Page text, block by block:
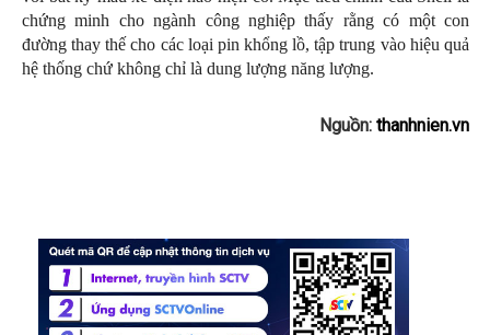
chứng minh cho ngành công nghiệp thấy rằng có một con
đường thay thế cho các loại pin khổng lồ, tập trung vào hiệu quả
hệ thống chứ không chỉ là dung lượng năng lượng.
Nguồn: thanhnien.vn